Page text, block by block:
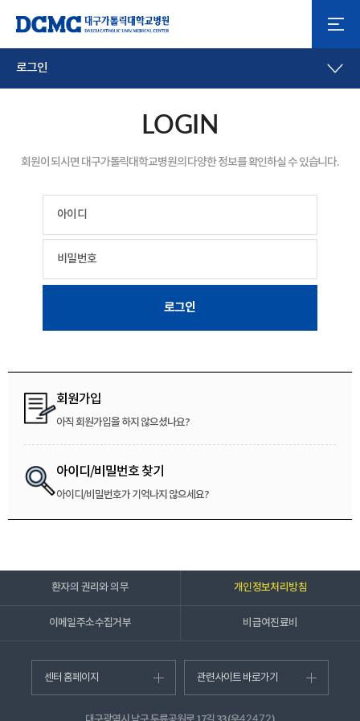
로그인
LOGIN
회원이 되시면 대구가톨릭대학교병원의 다양한 정보를 확인하실 수 있습니다.
아이디
비밀번호
회원가입
아직 회원가입을 하지 않으셨나요?
아이디/비밀번호 찾기
아이디/비밀번호가 기억나지 않으세요?
환자의 권리와 의무 개인정보처리방침
이메일주소수집거부 비급여진료비
센터 홈페이지 관련사이트 바로가기